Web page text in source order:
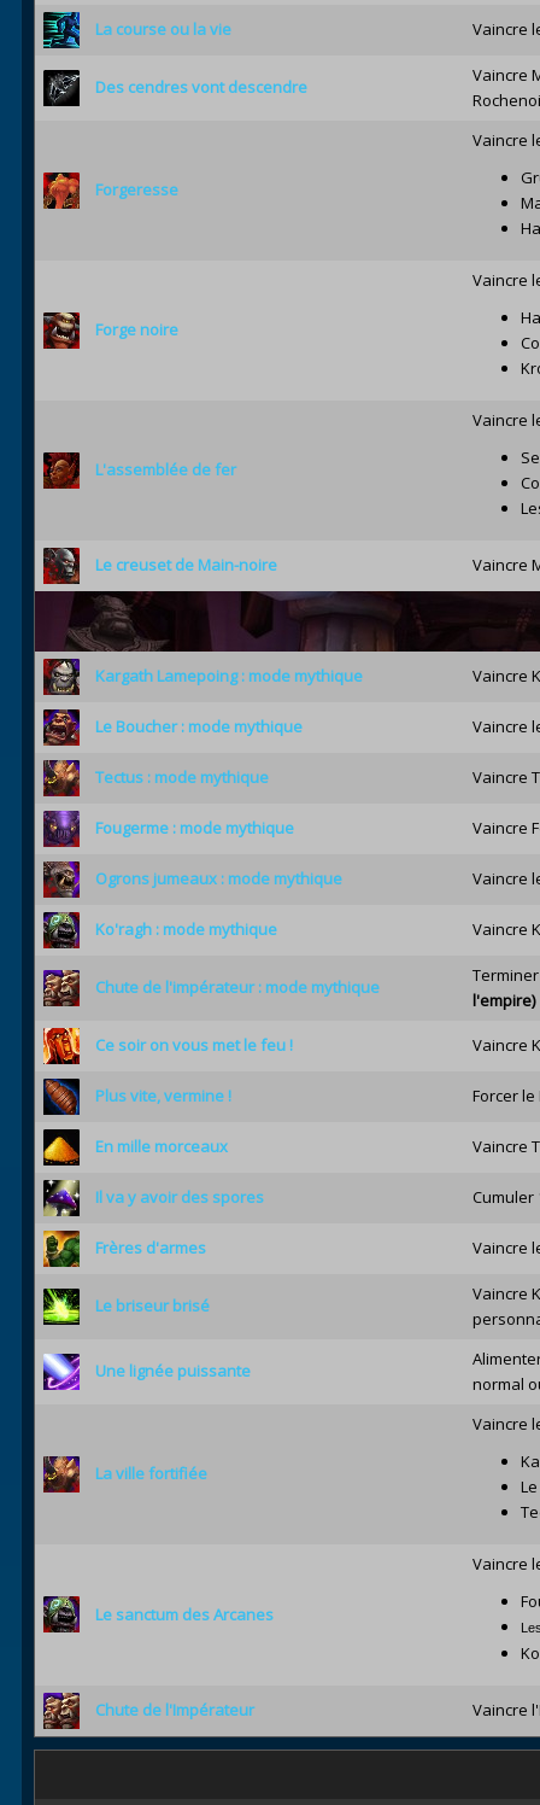
La course ou la vie Vaincre
Des cendres vont descendre
Vaincre
Forgeresse
Vaincre
Forge noire
Vaincre
L'assemblée de fer
Vaincre
Le creuset de Main-noire Vaincre
Kargath Lamepoing : mode mythique Vaincre
Le Boucher : mode mythique Vaincre
Tectus : mode mythique Vaincre
Fougerme : mode mythique Vaincre
Ogrons jumeaux : mode mythique Vaincre
Ko'ragh : mode mythique Vaincre
Chute de l'impérateur : mode mythique
l'empire)
Ce soir on vous met le feu ! Vaincre
Plus vite, vermine ! Forcer
En mille morceaux Vaincre
Il va y avoir des spores
Frères d'armes Vaincre
Le briseur brisé
Vaincre
Une lignée puissante
normal
La ville fortifiée
Vaincre
Le sanctum des Arcanes
Vaincre
Chute de l'Impérateur Vaincre